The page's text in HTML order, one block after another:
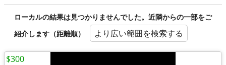
ローカルの結果は見つかりませんでした。近隣からの一部をご
紹介します（距離順）
より広い範囲を検索する
$300